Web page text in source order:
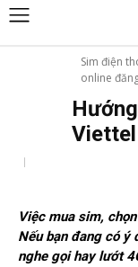
Sim điện
online
Việc mua sim,
Nếu bạn đang có ý
nghe gọi hay lướt